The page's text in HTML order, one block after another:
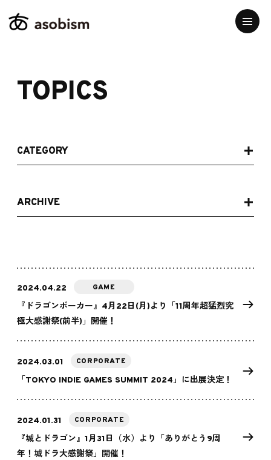
TOPICS
2024.04.22 GAME
『ドラゴンポーカー』4月22日(月)より「11周年超猛烈究
極大感謝祭(前半)」開催！
2024.03.01 CORPORATE
「TOKYO INDIE GAMES SUMMIT 2024」に出展決定！
2024.01.31 CORPORATE
『城とドラゴン』1月31日（水）より「ありがとう9周
年！城ドラ大感謝祭」開催！
CATEGORY
ARCHIVE